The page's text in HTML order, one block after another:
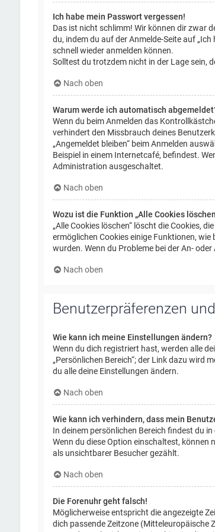
Ich habe mein Passwort vergessen!
Das ist nicht schlimm! Wir können dir zwar
du, indem du auf der Anmelde-Seite auf
schnell wieder anmelden können.
Solltest du trotzdem nicht in der Lage sein,
Nach oben
Warum werde ich automatisch
Wenn du beim Anmelden das
verhindert den Missbrauch deines
„Angemeldet bleiben“ beim Anmelden
Beispiel in einem Internetcafé, befindest.
Administration ausgeschaltet.
Nach oben
Wozu ist die Funktion „Alle Cookies
„Alle Cookies löschen“ löscht die Cookies,
ermöglichen Cookies einige Funktionen,
wurden. Wenn du Probleme bei der An-
Nach oben
Benutzerpräferenzen
Wie kann ich meine Einstellungen ändern?
Wenn du dich registriert hast, werden alle
„Persönlichen Bereich“; der Link dazu wird
du alle deine Einstellungen ändern.
Nach oben
Wie kann ich verhindern, dass mein
In deinem persönlichen Bereich findest du
Wenn du diese Option einschaltest,
als unsichtbarer Besucher gezählt.
Nach oben
Die Forenuhr geht falsch!
Möglicherweise entspricht die angezeigte
dich passende Zeitzone (Mitteleuropäische